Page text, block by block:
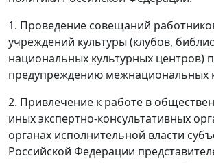
1. Проведение совещаний
учреждений культуры (клубов,
национальных культурных центров)
предупреждению межнациональных
2. Привлечение к работе в
иных экспертно-консультативных
органах исполнительной власти
Российской Федерации